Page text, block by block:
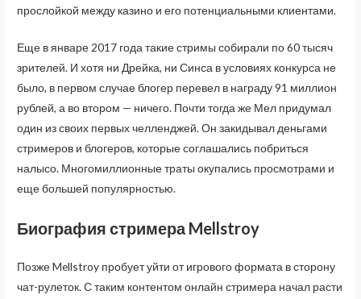
прослойкой между казино и его потенциальными клиентами.
Еще в январе 2017 года такие стримы собирали по 60 тысяч
зрителей. И хотя ни Дрейка, ни Синса в условиях конкурса не
было, в первом случае блогер перевел в награду 91 миллион
рублей, а во втором — ничего. Почти тогда же Мел придумал
один из своих первых челленджей. Он закидывал деньгами
стримеров и блогеров, которые соглашались побриться
налысо. Многомиллионные траты окупались просмотрами и
еще большей популярностью.
Биография стримера Mellstroy
Позже Mellstroy пробует уйти от игрового формата в сторону
чат-рулеток. С таким контентом онлайн стримера начал расти